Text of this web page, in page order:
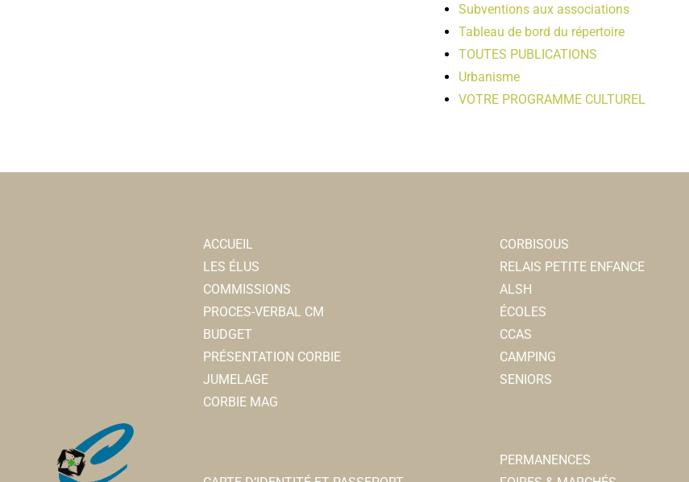
Subventions aux associations
Tableau de bord du répertoire
TOUTES PUBLICATIONS
Urbanisme
VOTRE PROGRAMME CULTUREL
ACCUEIL
LES ÉLUS
COMMISSIONS
PROCES-VERBAL CM
BUDGET
PRÉSENTATION CORBIE
JUMELAGE
CORBIE MAG
CORBISOUS
RELAIS PETITE ENFANCE
ALSH
ÉCOLES
CCAS
CAMPING
SENIORS
PERMANENCES